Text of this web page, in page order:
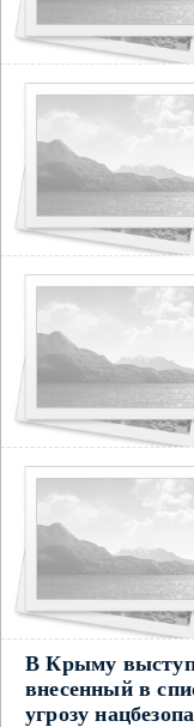
В Крыму
внесенный в
угрозу